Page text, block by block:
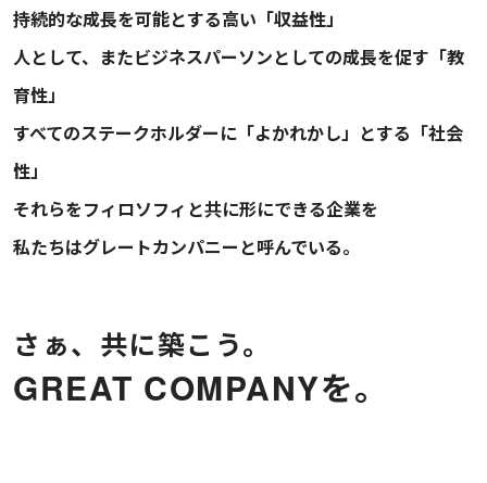
持続的な成長を可能とする高い「収益性」
人として、またビジネスパーソンとしての成長を促す「教
育性」
すべてのステークホルダーに「よかれかし」とする「社会
性」
それらをフィロソフィと共に形にできる企業を
私たちはグレートカンパニーと呼んでいる。
さぁ、共に築こう。
GREAT COMPANYを。